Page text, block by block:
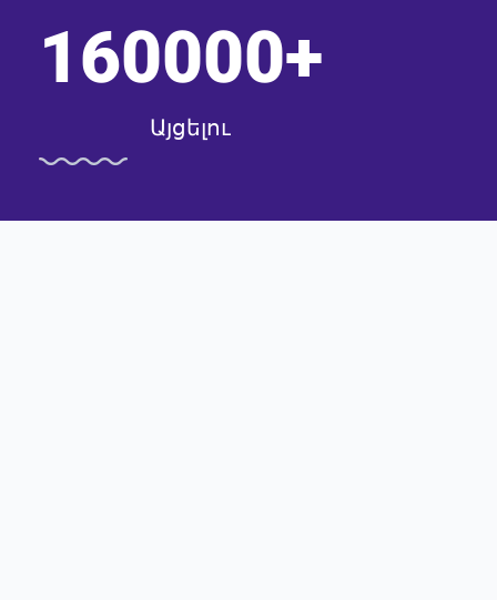
Այցելու
160000+